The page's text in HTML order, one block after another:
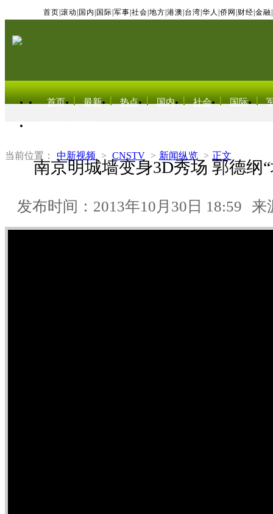
首页 滚动 国内 国际 军事 社会 地方 港澳 台湾 华人 侨网 财经 金融
首页 最新 热点 国内 社会 国际
当前位置： 中新视频 > CNSTV > 新闻纵览 > 正文
南京明城墙变身3D秀场 郭德纲
发布时间：2013年10月30日 18:59 来